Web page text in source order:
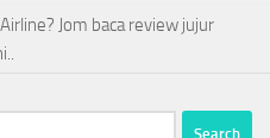
Jom baca review jujur